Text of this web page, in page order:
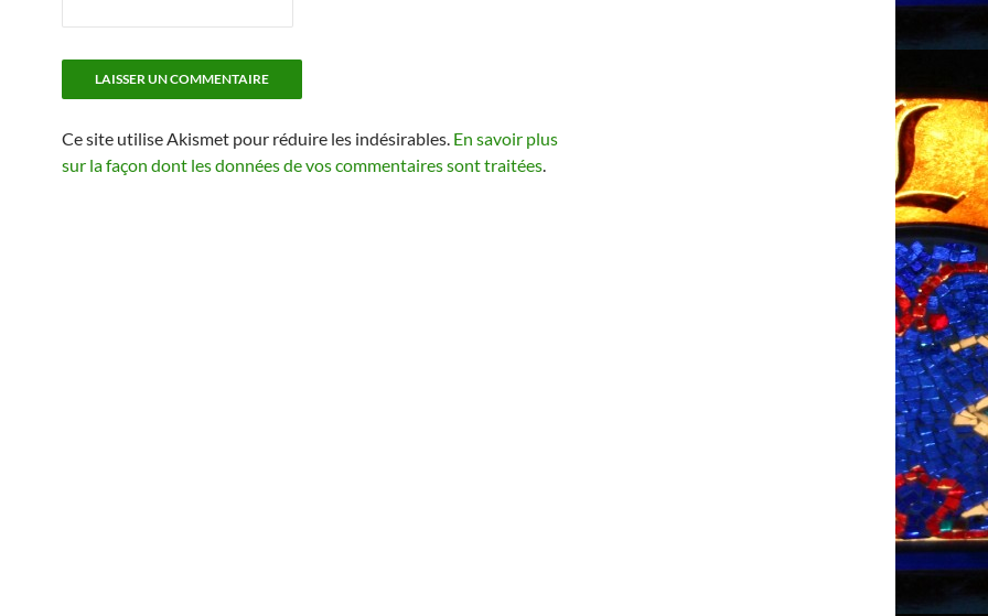
Ce site utilise Akismet pour réduire les indésirables. En savoir plus
sur la façon dont les données de vos commentaires sont traitées.